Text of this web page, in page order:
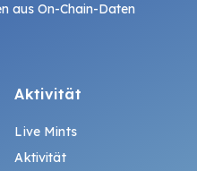
aus On-Chain-Daten
Aktivität
Live Mints
Aktivität